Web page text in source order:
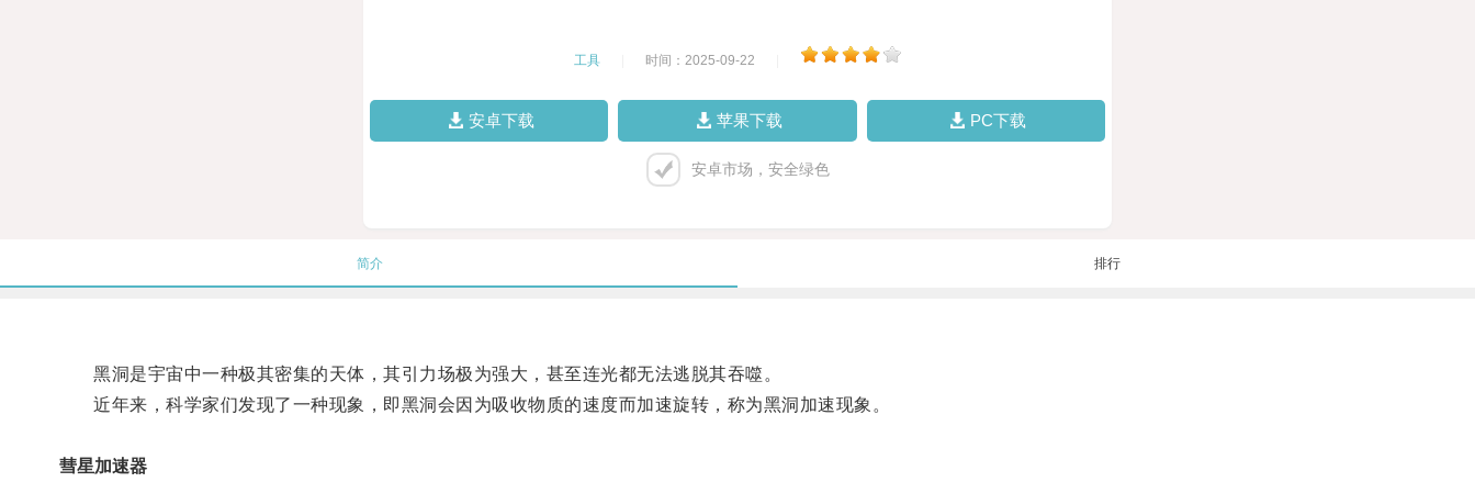
工具 时间：2025-09-22
安卓下载 苹果下载 PC下载
安卓市场，安全绿色
简介 排行
黑洞是宇宙中一种极其密集的天体，其引力场极为强大，甚至连光都无法逃脱其吞噬。
近年来，科学家们发现了一种现象，即黑洞会因为吸收物质的速度而加速旋转，称为黑洞加速现象。
彗星加速器